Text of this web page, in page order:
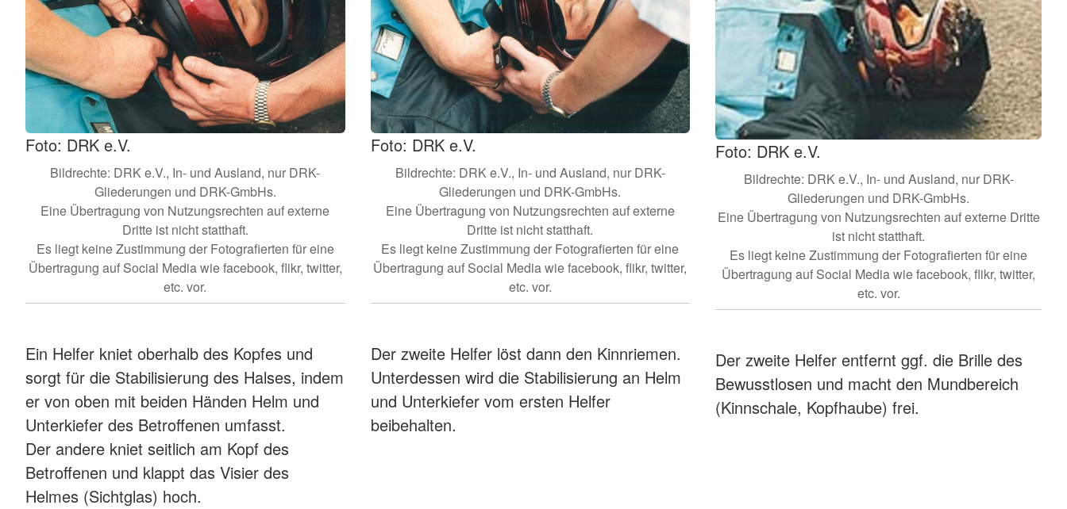
Foto: DRK e.V.
Bildrechte: DRK e.V., In- und Ausland, nur DRK-
Gliederungen und DRK-GmbHs.
Eine Übertragung von Nutzungsrechten auf externe
Dritte ist nicht statthaft.
Es liegt keine Zustimmung der Fotografierten für eine
Übertragung auf Social Media wie facebook, flikr, twitter,
etc. vor.
Ein Helfer kniet oberhalb des Kopfes und
sorgt für die Stabilisierung des Halses, indem
er von oben mit beiden Händen Helm und
Unterkiefer des Betroffenen umfasst.
Der andere kniet seitlich am Kopf des
Betroffenen und klappt das Visier des
Helmes (Sichtglas) hoch.
Foto: DRK e.V.
Bildrechte: DRK e.V., In- und Ausland, nur DRK-
Gliederungen und DRK-GmbHs.
Eine Übertragung von Nutzungsrechten auf externe
Dritte ist nicht statthaft.
Es liegt keine Zustimmung der Fotografierten für eine
Übertragung auf Social Media wie facebook, flikr, twitter,
etc. vor.
Der zweite Helfer löst dann den Kinnriemen.
Unterdessen wird die Stabilisierung an Helm
und Unterkiefer vom ersten Helfer
beibehalten.
Foto: DRK e.V.
Bildrechte: DRK e.V., In- und Ausland, nur DRK-
Gliederungen und DRK-GmbHs.
Eine Übertragung von Nutzungsrechten auf externe Dritte
ist nicht statthaft.
Es liegt keine Zustimmung der Fotografierten für eine
Übertragung auf Social Media wie facebook, flikr, twitter,
etc. vor.
Der zweite Helfer entfernt ggf. die Brille des
Bewusstlosen und macht den Mundbereich
(Kinnschale, Kopfhaube) frei.